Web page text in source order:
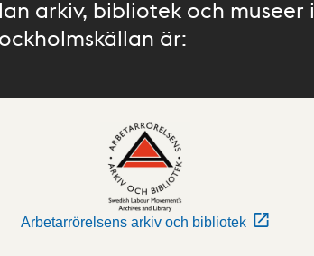
arkiv, bibliotek och museer i
är:
Arbetarrörelsens arkiv och bibliotek